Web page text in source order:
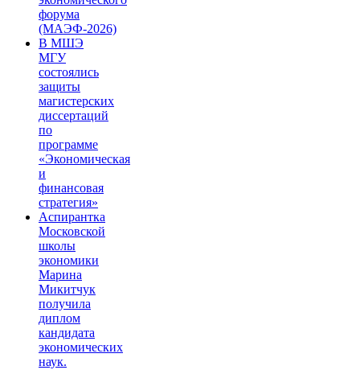
форума
(МАЭФ-2026)
В МШЭ
МГУ
состоялись
защиты
магистерских
диссертаций
по
программе
«Экономическая
и
финансовая
стратегия»
Аспирантка
Московской
школы
экономики
Марина
Микитчук
получила
диплом
кандидата
экономических
наук.